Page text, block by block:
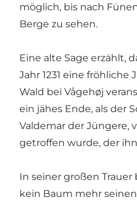
möglich, bis nach
Berge zu sehen.
Eine alte Sage erzählt,
Jahr 1231 eine fröhliche
Wald bei Vågehøj
ein jähes Ende, als der
Valdemar der Jüngere,
getroffen wurde, der
In seiner großen Trauer
kein Baum mehr